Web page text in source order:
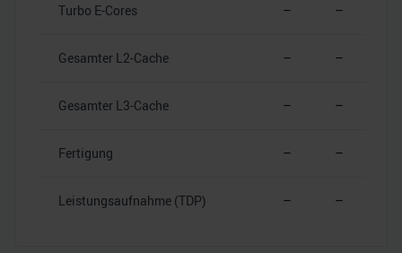
Turbo E-Cores – –
Gesamter L2-Cache – –
Gesamter L3-Cache – –
Fertigung – –
Leistungsaufnahme (TDP) – –